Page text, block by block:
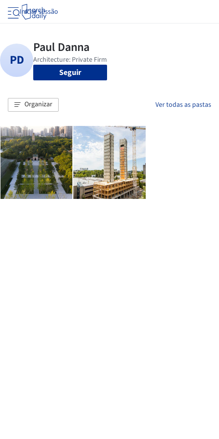
Iniciar sessão
Seguir
Organizar Ver todas as pastas